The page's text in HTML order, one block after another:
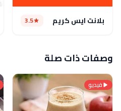
بلانت ايس كريم 3.5
وصفات ذات صلة
فيديو